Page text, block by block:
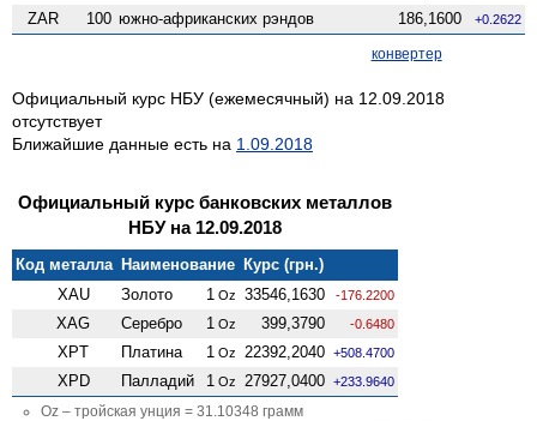
ZAR 100 южно-африканских рэндов 186,1600 +0.2622
конвертер
Официальный курс НБУ (ежемесячный) на 12.09.2018
отсутствует
Ближайшие данные есть на 1.09.2018
Официальный курс банковских металлов
НБУ на 12.09.2018
Код металла Наименование Курс (грн.)
XAU
Золото 1 Oz 33546,1630 -176.2200
XAG Серебро 1 Oz 399,3790 -0.6480
XPT Платина 1 Oz 22392,2040 +508.4700
XPD Палладий 1 Oz 27927,0400 +233.9640
Oz – тройская унция = 31.10348 грамм